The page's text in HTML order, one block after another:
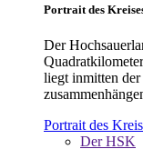
Portrait des
Der
liegt inmitten der
Portrait des
Der HSK